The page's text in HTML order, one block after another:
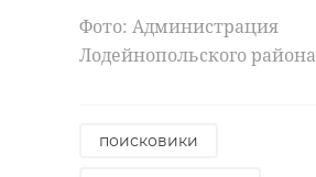
Фото: Администрация
Лодейнопольского района
поисковики